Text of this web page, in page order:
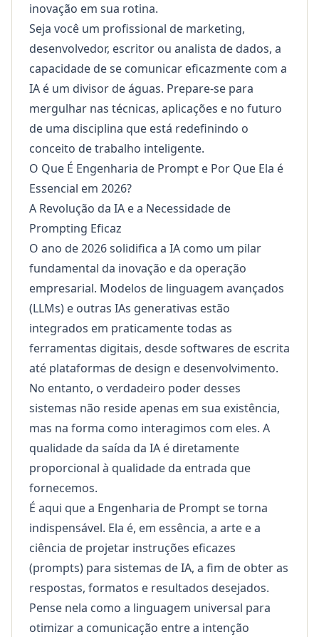
inovação em sua rotina.
Seja você um profissional de marketing,
desenvolvedor, escritor ou analista de dados, a
capacidade de se comunicar eficazmente com a
IA é um divisor de águas. Prepare-se para
mergulhar nas técnicas, aplicações e no futuro
de uma disciplina que está redefinindo o
conceito de trabalho inteligente.
O Que É Engenharia de Prompt e Por Que Ela é
Essencial em 2026?
A Revolução da IA e a Necessidade de
Prompting Eficaz
O ano de 2026 solidifica a IA como um pilar
fundamental da inovação e da operação
empresarial. Modelos de linguagem avançados
(LLMs) e outras IAs generativas estão
integrados em praticamente todas as
ferramentas digitais, desde softwares de escrita
até plataformas de design e desenvolvimento.
No entanto, o verdadeiro poder desses
sistemas não reside apenas em sua existência,
mas na forma como interagimos com eles. A
qualidade da saída da IA é diretamente
proporcional à qualidade da entrada que
fornecemos.
É aqui que a Engenharia de Prompt se torna
indispensável. Ela é, em essência, a arte e a
ciência de projetar instruções eficazes
(prompts) para sistemas de IA, a fim de obter as
respostas, formatos e resultados desejados.
Pense nela como a linguagem universal para
otimizar a comunicação entre a intenção